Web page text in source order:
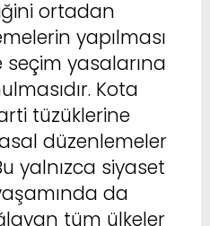
ortadan
yapılması
yasalarına
Kota
tüzüklerine
düzenlemeler
yalnızca siyaset
da
tüm ülkeler